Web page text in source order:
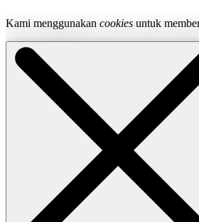
Kami menggunakan cookies untuk